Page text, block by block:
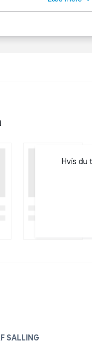
Hvis du
SALLING